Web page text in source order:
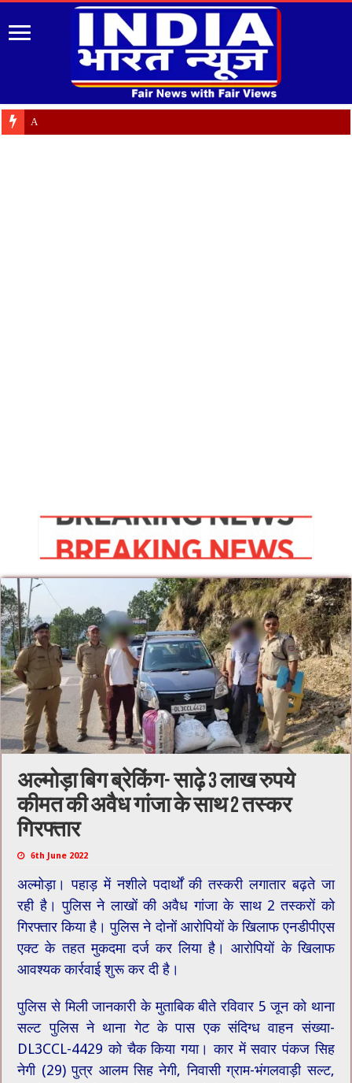
Almora: जयंती पर गृह क्ष
अल्मोड़ा बिग ब्रेकिंग- साढ़े 3 लाख रुपये
कीमत की अवैध गांजा के साथ 2 तस्कर
गिरफ्तार
6th June 2022
अल्मोड़ा। पहाड़ में नशीले पदार्थों की तस्करी लगातार बढ़ते जा
रही है। पुलिस ने लाखों की अवैध गांजा के साथ 2 तस्करों को
गिरफ्तार किया है। पुलिस ने दोनों आरोपियों के खिलाफ एनडीपीएस
एक्ट के तहत मुकदमा दर्ज कर लिया है। आरोपियों के खिलाफ
आवश्यक कार्रवाई शुरू कर दी है।
पुलिस से मिली जानकारी के मुताबिक बीते रविवार 5 जून को थाना
सल्ट पुलिस ने थाना गेट के पास एक संदिग्ध वाहन संख्या-
DL3CCL-4429 को चैक किया गया। ​कार में सवार पंकज सिह
नेगी (29) पुत्र आलम सिह नेगी, निवासी ग्राम-भंगलवाड़ी सल्ट,